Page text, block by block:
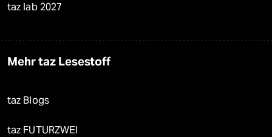
taz lab 2027
Mehr taz Lesestoff
taz Blogs
taz FUTURZWEI